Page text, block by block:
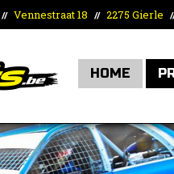
// Vennestraat 18 // 2275 Gierle
HOME